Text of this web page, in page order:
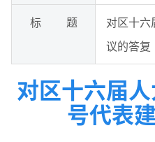
标 题
对区十六
议的答复
对区十六届
号代表